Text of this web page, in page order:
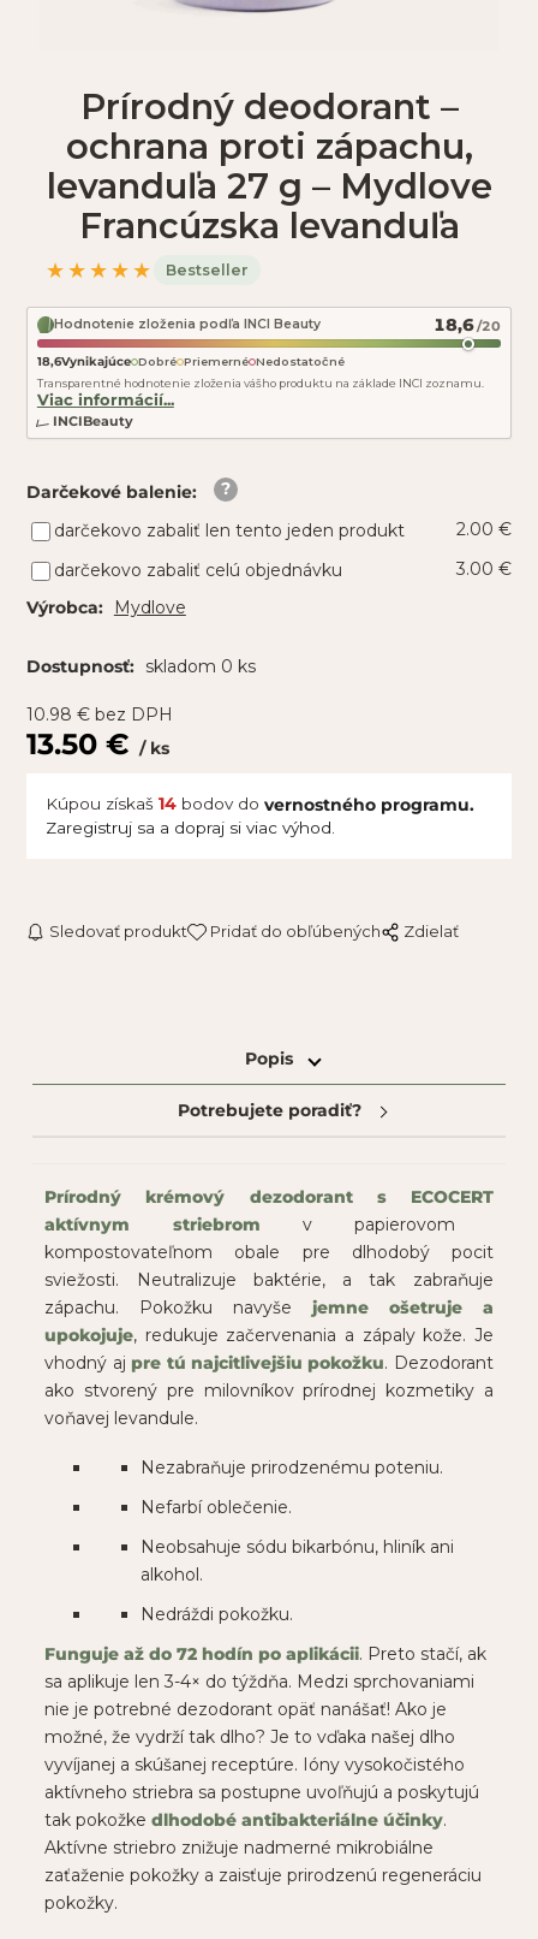
Prírodný deodorant –
ochrana proti zápachu,
levanduľa 27 g – Mydlove
Francúzska levanduľa
★★★★★ Bestseller
Hodnotenie zloženia podľa INCI Beauty 18,6/20
18,6Vynikajúce Dobré Priemerné Nedostatočné
Transparentné hodnotenie zloženia vášho produktu na základe INCI zoznamu.
Viac informácií...
INCIBeauty
Darčekové balenie:
darčekovo zabaliť len tento jeden produkt
2.00 €
darčekovo zabaliť celú objednávku
3.00 €
Výrobca: Mydlove
Dostupnosť: skladom 0 ks
10.98 € bez DPH
13.50€ ks
Kúpou získaš 14bodov do vernostného programu.
Zaregistruj sa a dopraj si viac výhod.
Sledovať produkt Pridať do obľúbených Zdielať
Popis
Potrebujete poradiť?
Prírodný krémový dezodorant s ECOCERT
aktívnym striebrom v papierovom
kompostovateľnom obale pre dlhodobý pocit
sviežosti. Neutralizuje baktérie, a tak zabraňuje
zápachu. Pokožku navyše jemne ošetruje a
upokojuje, redukuje začervenania a zápaly kože. Je
vhodný aj pre tú najcitlivejšiu pokožku. Dezodorant
ako stvorený pre milovníkov prírodnej kozmetiky a
voňavej levandule.
Nezabraňuje prirodzenému poteniu.
Nefarbí oblečenie.
Neobsahuje sódu bikarbónu, hliník ani
alkohol.
Nedráždi pokožku.
Funguje až do 72 hodín po aplikácii. Preto stačí, ak
sa aplikuje len 3-4× do týždňa. Medzi sprchovaniami
nie je potrebné dezodorant opäť nanášať! Ako je
možné, že vydrží tak dlho? Je to vďaka našej dlho
vyvíjanej a skúšanej receptúre. Ióny vysokočistého
aktívneho striebra sa postupne uvoľňujú a poskytujú
tak pokožkedlhodobé antibakteriálne účinky.
Aktívne striebro znižuje nadmerné mikrobiálne
zaťaženie pokožky a zaisťuje prirodzenú regeneráciu
pokožky.